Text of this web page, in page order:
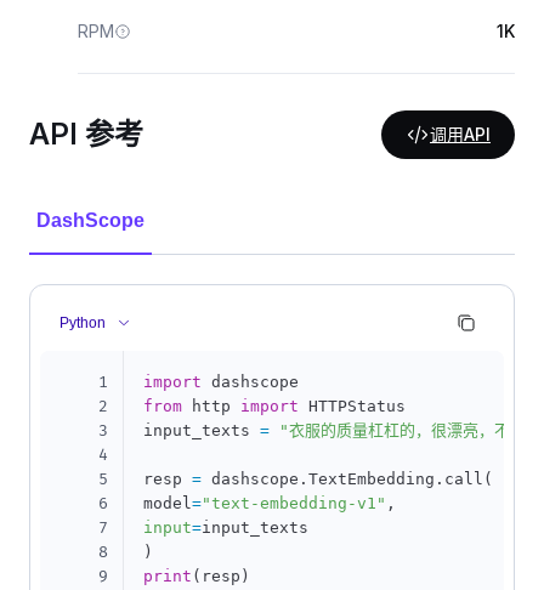
RPM 1K
API 参考 调用API
DashScope
Python
1
2
3
4
5
6
7
8
9
import
from http import HTTPStatus
input_texts = "衣服的质量杠杠的，很漂亮，不枉
resp = dashscope . TextEmbedding . call (
model="text-embedding-v1" ,
input=
)
print ( resp )